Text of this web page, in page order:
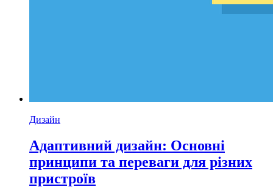
Дизайн
Адаптивний дизайн: Основні
принципи та переваги для різних
пристроїв